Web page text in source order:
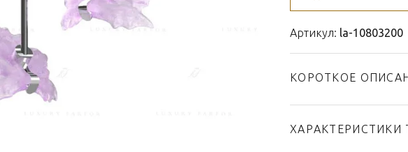
Артикул: la-10803200
КОРОТКОЕ
ХАРАКТЕРИСТИКИ